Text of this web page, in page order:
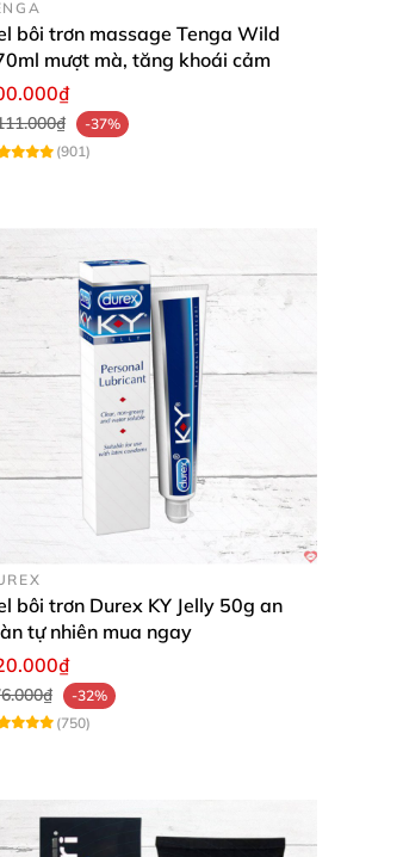
buổi. Nền nước dịu nhẹ,
sạch nhanh, làm mọi
thoải mái, chất lượng Nga
sự khác biệt siêu tiết
bôi trơn massage Tenga Wild
mượt mà, tăng khoái cảm
-37%
(901)
bôi trơn Durex KY Jelly 50g an
tự nhiên mua ngay
-32%
(750)